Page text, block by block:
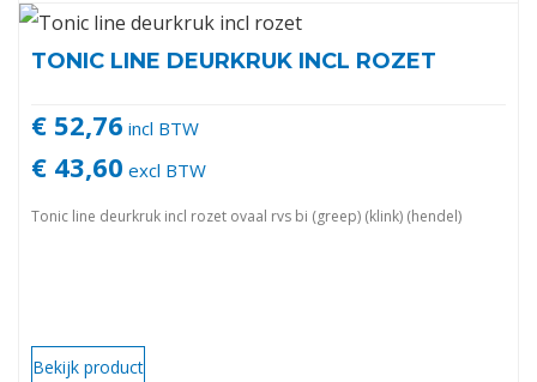
TONIC LINE DEURKRUK INCL ROZET
€ 52,76 incl BTW
€ 43,60 excl BTW
Tonic line deurkruk incl rozet ovaal rvs bi (greep) (klink) (hendel)
Bekijk product